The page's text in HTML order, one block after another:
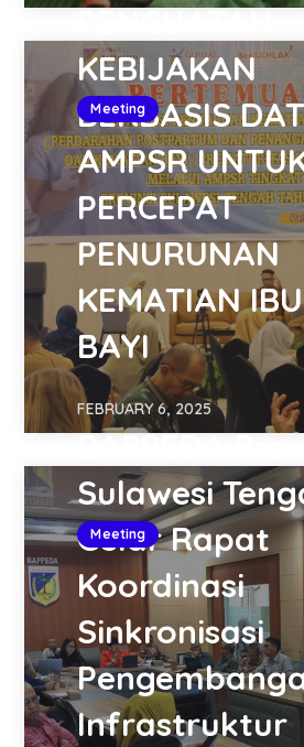
Meeting
PENGUATAN
KEBIJAKAN
BERBASIS
AMPSR
PERCEPAT
PENURUNAN
KEMATIAN
BAYI
Meeting
FEBRUARY 6, 2025
BAPPEDA
Sulawesi
Gelar Rapat
Koordinasi
Sinkronisasi
Infrastruktur